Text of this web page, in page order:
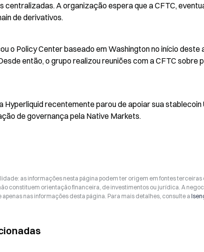
centralizadas. A organização espera que a CFTC,
de derivativos.
o Policy Center baseado em Washington no início
então, o grupo realizou reuniões com a CFTC sobre
Hyperliquid recentemente parou de apoiar sua
de governança pela Native Markets.
as informações nesta página podem ter origem em fontes
constituem orientação financeira, de investimentos ou jurídica. A
nas informações desta página. Para mais detalhes, consulte a